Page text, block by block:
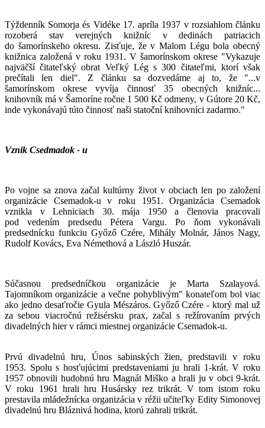
Týždenník Somorja és Vidéke 17. apríla 1937 v rozsiahlom článku
rozoberá stav verejných knižníc v dedinách patriacich
do šamorínskeho okresu. Zisťuje, že v Malom Légu bola obecný
knižnica založená v roku 1931. V šamorínskom okrese "Vykazuje
najväčší čitateľský obrat Veľký Lég s 300 čitateľmi, ktorí však
prečítali len diel". Z článku sa dozvedáme aj to, že "...v
šamorínskom okrese vyvíja činnosť 35 obecných knižníc...
knihovník má v Šamoríne ročne 1 500 Kč odmeny, v Gútore 20 Kč,
inde vykonávajú túto činnosť naši statoční knihovníci zadarmo."
Vznik Csedmadok - u
Po vojne sa znova začal kultúrny život v obciach len po založení
organizácie Csemadok-u v roku 1951. Organizácia Csemadok
vznikla v Lehniciach 30. mája 1950 a členovia pracovali
pod vedením predsedu Pétera Vargu. Po ňom vykonávali
predsednícku funkciu Győző Czére, Mihály Molnár, János Nagy,
Rudolf Kovács, Eva Némethová a László Huszár.
Súčasnou predsedníčkou organizácie je Marta Szalayová.
Tajomníkom organizácie a večne pohyblivým" konateľom bol viac
ako jedno desaťročie Gyula Mészáros. Győző Czére - ktorý mal už
za sebou viacročnú režisérsku prax, začal s režírovaním prvých
divadelných hier v rámci miestnej organizácie Csemadok-u.
Prvú divadelnú hru, Únos sabinských žien, predstavili v roku
1953. Spolu s hosťujúcimi predstaveniami ju hrali 1-krát. V roku
1957 obnovili hudobnú hru Magnát Miško a hrali ju v obci 9-krát.
V roku 1961 hrali hru Husársky rez trikrát. V tom istom roku
prestavila mládežnícka organizácia v réžii učiteľky Edity Simonovej
divadelnú hru Bláznivá hodina, ktorú zahrali trikrát.